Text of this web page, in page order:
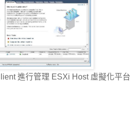
進行管理 ESXi Host 虛擬化平台